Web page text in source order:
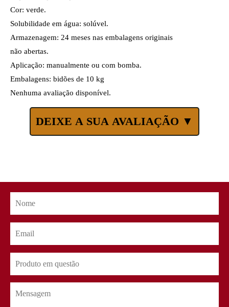
Cor: verde.
Solubilidade em água: solúvel.
Armazenagem: 24 meses nas embalagens originais
não abertas.
Aplicação: manualmente ou com bomba.
Embalagens: bidões de 10 kg
Nenhuma avaliação disponível.
DEIXE A SUA AVALIAÇÃO ▼